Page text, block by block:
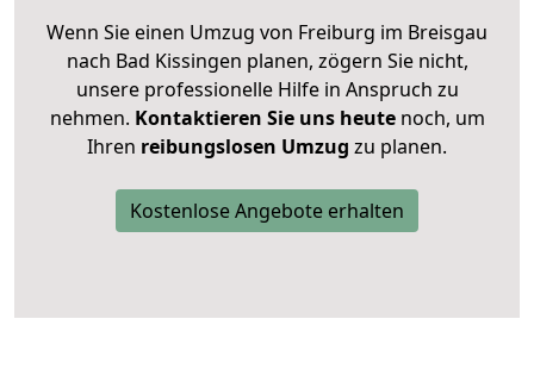
Wenn Sie einen Umzug von Freiburg im Breisgau
nach Bad Kissingen planen, zögern Sie nicht,
unsere professionelle Hilfe in Anspruch zu
nehmen. Kontaktieren Sie uns heutenoch, um
Ihren reibungslosen Umzug zu planen.
Kostenlose Angebote erhalten